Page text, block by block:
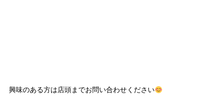
興味のある方は店頭までお問い合わせください